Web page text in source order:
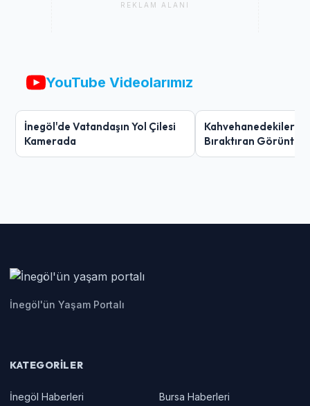
REKLAM ALANI
YouTube Videolarımız
İnegöl'de Vatandaşın Yol Çilesi
Kamerada
Kahvehanedekiler
Bıraktıran Görüntü!
İnegöl'ün Yaşam Portalı
KATEGORILER
İnegöl Haberleri
Bursa Haberleri